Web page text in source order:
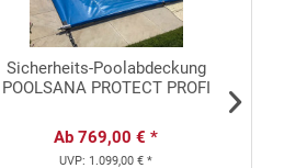
Sicherheits-Poolabdeckung
POOLSANA PROTECT PROFI
Ab 769,00 € *
UVP: 1.099,00 € *